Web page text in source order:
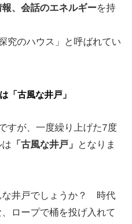
、会話のエネルギーを持
究のハウス」と呼ばれてい
「古風な井戸」
すが、一度繰り上げた7度
「古風な井戸」
となりま
な井戸でしょうか？ 時代
ロープで桶を投げ入れて